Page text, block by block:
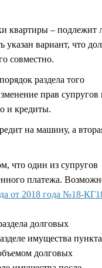
квартиры – подлежит
вариант, что
совместно.
раздела того
прав супругов
и кредиты.
на машину, а
что один из супругов
платежа.
от 2018 года №18-
долговых
имущества
долговых